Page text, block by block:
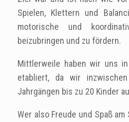
Spielen, Klettern und
motorische und
beizubringen und zu fördern.
Mittlerweile haben wir uns
etabliert, da wir
Jahrgängen bis zu 20 Kinder
Wer also Freude und Spaß